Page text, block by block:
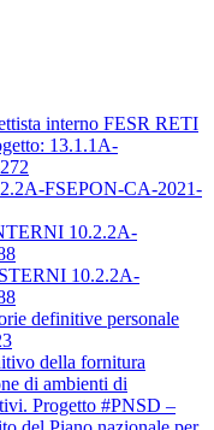
interno FESR RETI
13.1.1A-
FSEPON-CA-2021-
10.2.2A-
10.2.2A-
definitive personale
della fornitura
di ambienti di
Progetto #PNSD –